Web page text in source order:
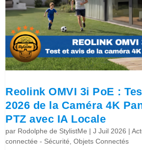
Reolink OMVI 3i PoE :
2026 de la Caméra 4K
PTZ avec IA Locale
par Rodolphe de StylistMe |J Juil 2026 |
connectée - Sécurité ,Objets Connectés